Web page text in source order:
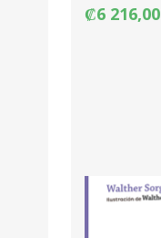
₡6 216,00